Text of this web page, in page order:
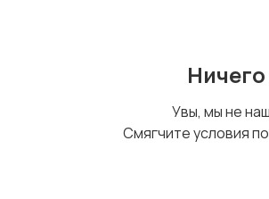
Увы, мы не
Смягчите условия